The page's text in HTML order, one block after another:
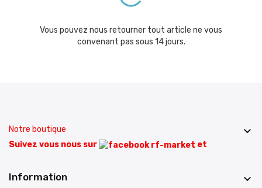
Vous pouvez nous retourner tout article ne vous
convenant pas sous 14 jours.
Notre boutique 
Suivez vous nous sur et
Information 